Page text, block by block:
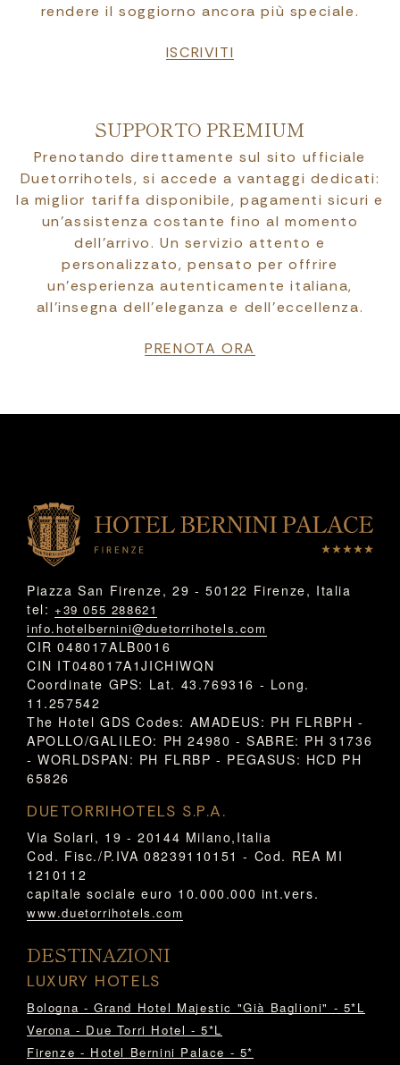
rendere il soggiorno ancora più speciale.
ISCRIVITI
SUPPORTO PREMIUM
Prenotando direttamente sul sito ufficiale
Duetorrihotels, si accede a vantaggi dedicati:
la miglior tariffa disponibile, pagamenti sicuri e
un’assistenza costante fino al momento
dell’arrivo. Un servizio attento e
personalizzato, pensato per offrire
un’esperienza autenticamente italiana,
all’insegna dell’eleganza e dell’eccellenza.
PRENOTA ORA
Piazza San Firenze, 29 - 50122 Firenze, Italia
tel: +39 055 288621
info.hotelbernini@duetorrihotels.com
CIR 048017ALB0016
CIN IT048017A1JICHIWQN
Coordinate GPS: Lat. 43.769316 - Long.
11.257542
The Hotel GDS Codes: AMADEUS: PH FLRBPH -
APOLLO/GALILEO: PH 24980 - SABRE: PH 31736
- WORLDSPAN: PH FLRBP - PEGASUS: HCD PH
65826
DUETORRIHOTELS S.P.A.
Via Solari, 19 - 20144 Milano,Italia
Cod. Fisc./P.IVA 08239110151 - Cod. REA MI
1210112
capitale sociale euro 10.000.000 int.vers.
www.duetorrihotels.com
DESTINAZIONI
LUXURY HOTELS
Bologna - Grand Hotel Majestic "Già Baglioni" - 5*L
Verona - Due Torri Hotel - 5*L
Firenze - Hotel Bernini Palace - 5*